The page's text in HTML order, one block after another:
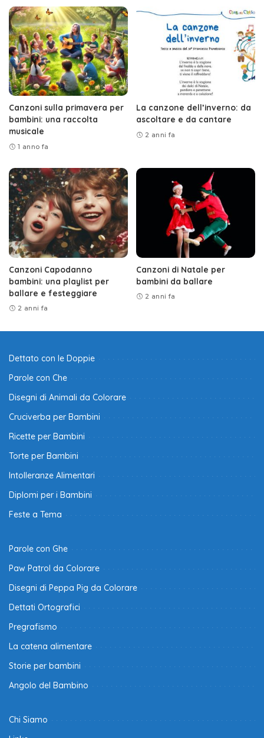
Canzoni sulla primavera per
bambini: una raccolta
musicale
1 anno fa
La canzone dell’inverno: da
ascoltare e da cantare
2 anni fa
Canzoni Capodanno
bambini: una playlist per
ballare e festeggiare
2 anni fa
Canzoni di Natale per
bambini da ballare
2 anni fa
Dettato con le Doppie
Parole con Che
Disegni di Animali da Colorare
Cruciverba per Bambini
Ricette per Bambini
Torte per Bambini
Intolleranze Alimentari
Diplomi per i Bambini
Feste a Tema
Parole con Ghe
Paw Patrol da Colorare
Disegni di Peppa Pig da Colorare
Dettati Ortografici
Pregrafismo
La catena alimentare
Storie per bambini
Angolo del Bambino
Chi Siamo